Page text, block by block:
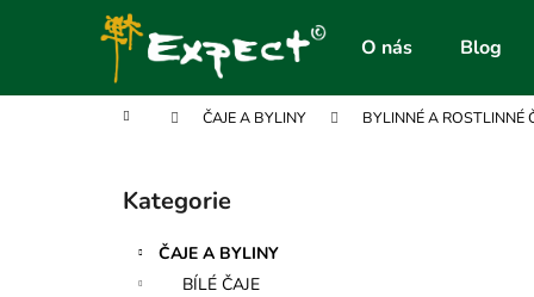
O nás Blog
Domů ČAJE A BYLINY BYLINNÉ A ROSTLINNÉ
Přeskočit
kategorie
Kategorie
ČAJE A BYLINY
BÍLÉ ČAJE
í
Zpět
do
Zpět
do